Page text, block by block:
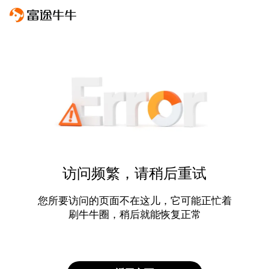
访问频繁，请稍后重试
您所要访问的页面不在这儿，它可能正忙着
刷牛牛圈，稍后就能恢复正常